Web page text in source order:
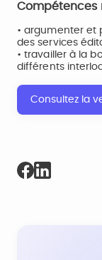
Compétences
• argumenter et
des services
• travailler à la
différents
Consultez la